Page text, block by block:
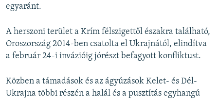
egyaránt.
A herszoni terület a Krím félszigettől északra található,
Oroszország 2014-ben csatolta el Ukrajnától, elindítva
a február 24-i invázióig jórészt befagyott konfliktust.
Közben a támadások és az ágyúzások Kelet- és Dél-
Ukrajna többi részén a halál és a pusztítás egyhangú